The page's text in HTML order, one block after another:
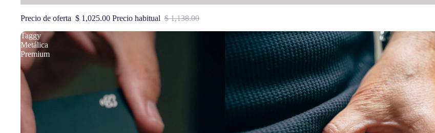
Precio de oferta $ 1,025.00 Precio habitual $ 1,138.00
Taggy
Metálica
Premium